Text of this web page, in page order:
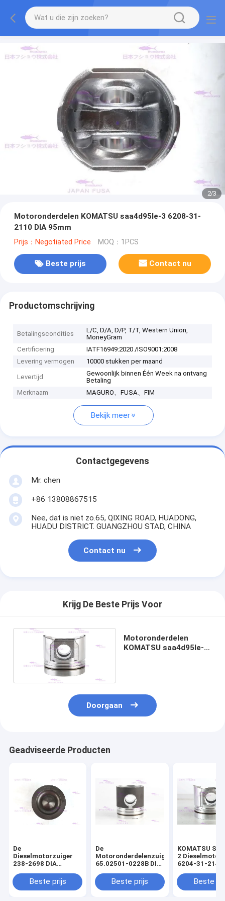
2/3
Motoronderdelen KOMATSU saa4d95le-3 6208-31-
2110 DIA 95mm
Prijs：Negotiated Price MOQ：1PCS
Beste prijs Contact nu
Productomschrijving
Betalingscondities
L/C, D/A, D/P, T/T, Western Union,
MoneyGram
Certificering
IATF16949:2020 /ISO9001:2008
Levering vermogen
10000 stukken per maand
Levertijd
Gewoonlijk binnen Één Week na ontvang
Betaling
Merknaam
MAGURO、FUSA、FIM
Bekijk meer
Contactgegevens
Mr. chen
+86 13808867515
Nee, dat is niet zo.65, QIXING ROAD, HUADONG,
HUADU DISTRICT. GUANGZHOU STAD, CHINA
Contact nu
Krijg De Beste Prijs Voor
Motoronderdelen
KOMATSU saa4d95le-3
Doorgaan
Geadviseerde Producten
De
Dieselmotorzuiger
238-2698 DIA
CATERPILLARR C7
Beste prijs
De
Motoronderdelenzuiger
65.02501-0228B DIA
DE08TBeste prijs
KOMATSU
2
6204-31-2141
Beste